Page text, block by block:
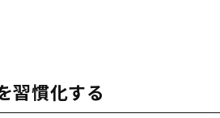
習慣化する